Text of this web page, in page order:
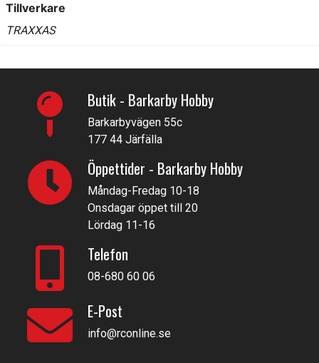
Tillverkare
TRAXXAS
Butik - Barkarby Hobby
Barkarbyvägen 55c
177 44 Järfälla
Öppettider - Barkarby Hobby
Måndag-Fredag 10-18
Onsdagar öppet till 20
Lördag 11-16
Telefon
08-680 60 06
E-Post
info@rconline.se